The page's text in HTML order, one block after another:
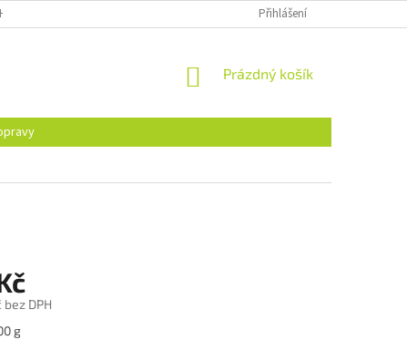
Přihlášení
NÁKUPNÍ
Prázdný košík
bez DPH
g